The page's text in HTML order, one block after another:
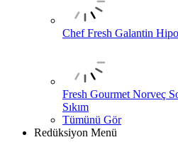
Chef Fresh Galantin
Fresh Gourmet Norveç
Sıkım
Tümünü Gör
Redüksiyon Menü